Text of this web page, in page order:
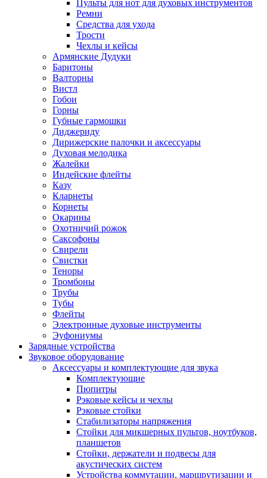
Пульты для нот для духовых инструментов
Ремни
Средства для ухода
Трости
Чехлы и кейсы
Армянские Дудуки
Баритоны
Валторны
Вистл
Гобои
Горны
Губные гармошки
Диджериду
Дирижерские палочки и аксессуары
Духовая мелодика
Жалейки
Индейские флейты
Казу
Кларнеты
Корнеты
Окарины
Охотничий рожок
Саксофоны
Свирели
Свистки
Теноры
Тромбоны
Трубы
Тубы
Флейты
Электронные духовые инструменты
Эуфониумы
Зарядные устройства
Звуковое оборудование
Аксессуары и комплектующие для звука
Комплектующие
Пюпитры
Рэковые кейсы и чехлы
Рэковые стойки
Стабилизаторы напряжения
Стойки для микшерных пультов, ноутбуков,
планшетов
Стойки, держатели и подвесы для
акустических систем
Устройства коммутации, маршрутизации и